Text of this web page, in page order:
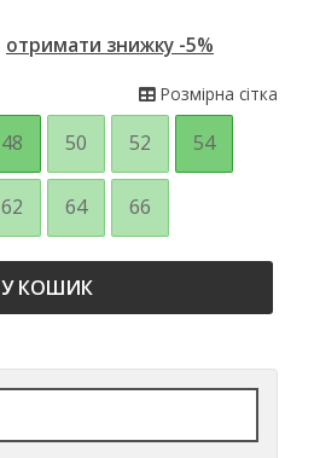
отримати знижку -5%
Розмірна сітка
48 50 52 54
62 64 66
У КОШИК